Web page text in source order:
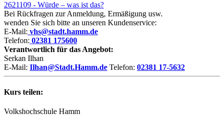
2621109 - Würde – was ist das?
Bei Rückfragen zur Anmeldung, Ermäßigung usw.
wenden Sie sich bitte an unseren Kundenservice:
E-Mail: vhs@stadt.hamm.de
Telefon: 02381 175600
Verantwortlich für das Angebot:
Serkan Ilhan
E-Mail: Ilhan@Stadt.Hamm.de Telefon: 02381 17-5632
Kurs teilen:
Volkshochschule Hamm